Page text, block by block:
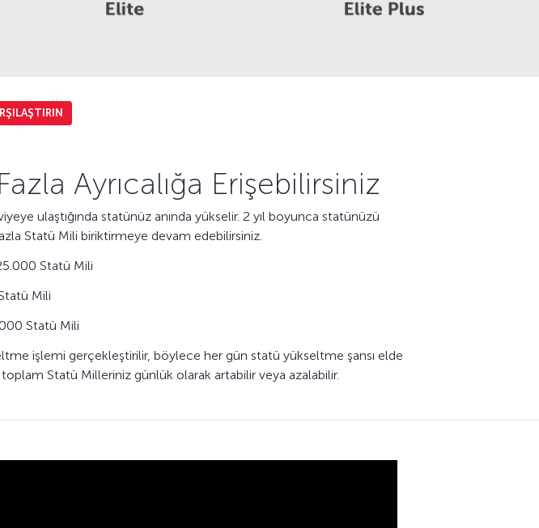
Ayrıcalığa Erişebilirsiniz
ulaştığında statünüz anında yükselir. 2 yıl boyunca statünüzü
Statü Mili biriktirmeye devam edebilirsiniz.
Statü Mili
Statü Mili
Statü Mili
işlemi gerçekleştirilir, böylece her gün statü yükseltme şansı elde
Statü Milleriniz günlük olarak artabilir veya azalabilir.